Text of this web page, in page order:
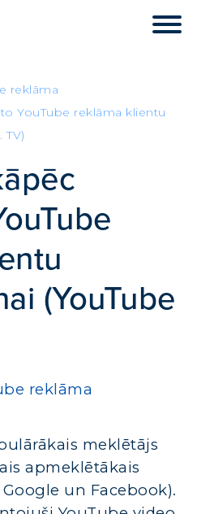
reklāma
YouTube reklāma klientu
TV)
(YouTube
reklāma
meklētājs
apmeklētākais
un Facebook).